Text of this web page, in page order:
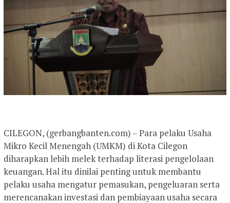
CILEGON, (gerbangbanten.com) – Para pelaku Usaha
Mikro Kecil Menengah (UMKM) di Kota Cilegon
diharapkan lebih melek terhadap literasi pengelolaan
keuangan. Hal itu dinilai penting untuk membantu
pelaku usaha mengatur pemasukan, pengeluaran serta
merencanakan investasi dan pembiayaan usaha secara